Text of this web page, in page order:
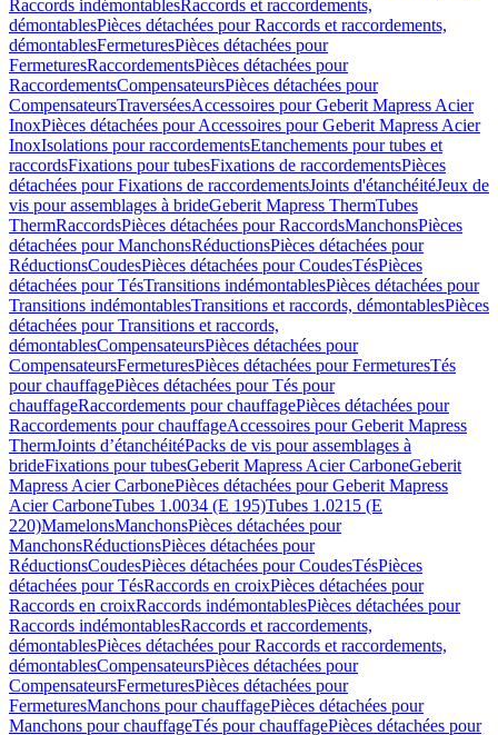
Raccords indémontablesRaccords et raccordements,
démontablesPièces détachées pour Raccords et raccordements,
démontablesFermeturesPièces détachées pour
FermeturesRaccordementsPièces détachées pour
RaccordementsCompensateursPièces détachées pour
CompensateursTraverséesAccessoires pour Geberit Mapress Acier
InoxPièces détachées pour Accessoires pour Geberit Mapress Acier
InoxIsolations pour raccordementsEtanchements pour tubes et
raccordsFixations pour tubesFixations de raccordementsPièces
détachées pour Fixations de raccordementsJoints d'étanchéitéJeux de
vis pour assemblages à brideGeberit Mapress ThermTubes
ThermRaccordsPièces détachées pour RaccordsManchonsPièces
détachées pour ManchonsRéductionsPièces détachées pour
RéductionsCoudesPièces détachées pour CoudesTésPièces
détachées pour TésTransitions indémontablesPièces détachées pour
Transitions indémontablesTransitions et raccords, démontablesPièces
détachées pour Transitions et raccords,
démontablesCompensateursPièces détachées pour
CompensateursFermeturesPièces détachées pour FermeturesTés
pour chauffagePièces détachées pour Tés pour
chauffageRaccordements pour chauffagePièces détachées pour
Raccordements pour chauffageAccessoires pour Geberit Mapress
ThermJoints d’étanchéitéPacks de vis pour assemblages à
brideFixations pour tubesGeberit Mapress Acier CarboneGeberit
Mapress Acier CarbonePièces détachées pour Geberit Mapress
Acier CarboneTubes 1.0034 (E 195)Tubes 1.0215 (E
220)MamelonsManchonsPièces détachées pour
ManchonsRéductionsPièces détachées pour
RéductionsCoudesPièces détachées pour CoudesTésPièces
détachées pour TésRaccords en croixPièces détachées pour
Raccords en croixRaccords indémontablesPièces détachées pour
Raccords indémontablesRaccords et raccordements,
démontablesPièces détachées pour Raccords et raccordements,
démontablesCompensateursPièces détachées pour
CompensateursFermeturesPièces détachées pour
FermeturesManchons pour chauffagePièces détachées pour
Manchons pour chauffageTés pour chauffagePièces détachées pour